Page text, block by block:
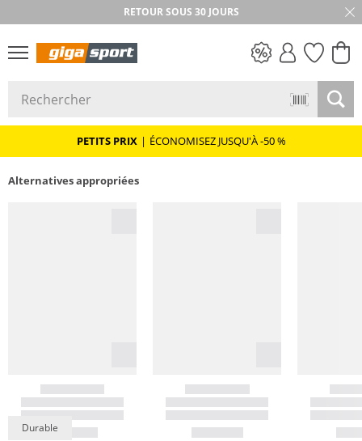
RETOUR SOUS 30 JOURS
PETITS PRIX | ÉCONOMISEZ JUSQU'À -50 %
Alternatives appropriées
Durable